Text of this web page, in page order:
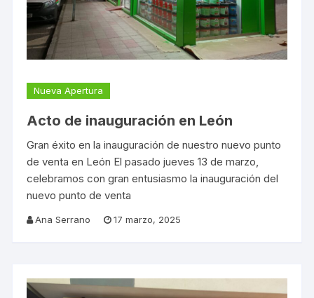
Nueva Apertura
Acto de inauguración en León
Gran éxito en la inauguración de nuestro nuevo punto
de venta en León El pasado jueves 13 de marzo,
celebramos con gran entusiasmo la inauguración del
nuevo punto de venta
Ana Serrano 17 marzo, 2025